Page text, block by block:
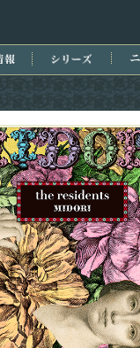
近刊情報 シリーズ